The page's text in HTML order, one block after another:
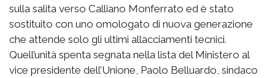
sulla salita verso Calliano Monferrato ed è stato
sostituito con uno omologato di nuova generazione
che attende solo gli ultimi allacciamenti tecnici.
Quell’unità spenta segnata nella lista del Ministero al
vice presidente dell’Unione, Paolo Belluardo, sindaco